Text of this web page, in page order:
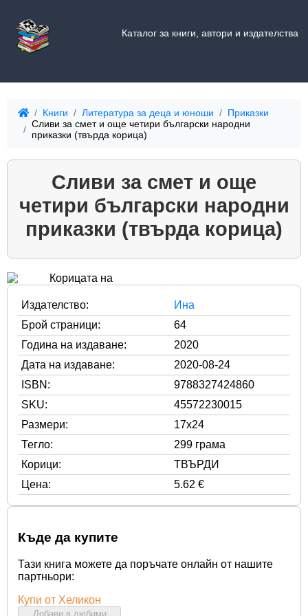
Каталог за книги, автори и издателства
Книги Литература за деца и юноши
Приказки
Сливи за смет и още четири български народни
приказки (твърда корица)
Сливи за смет и още
четири български народни
приказки (твърда корица)
Издателство:
Ина
Брой страници:
64
Година на издаване:
2020
Дата на издаване:
2020-08-24
ISBN:
9788327424860
SKU:
45572230015
Размери:
17x24
Тегло:
299 грама
Корици:
ТВЪРДИ
Цена:
5.62 €
Къде да купите
Тази книга можете да поръчате онлайн от нашите
партньори:
Купи от Хеликон
Добави в любими